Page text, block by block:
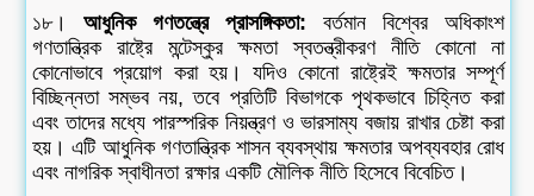
১৮। আধুনিক গণতন্ত্রে প্রাসঙ্গিকতা: বর্তমান বিশ্বের অধিকাংশ
গণতান্ত্রিক রাষ্ট্রে মন্টেস্কুর ক্ষমতা স্বতন্ত্রীকরণ নীতি কোনো না
কোনোভাবে প্রয়োগ করা হয়। যদিও কোনো রাষ্ট্রেই ক্ষমতার সম্পূর্ণ
বিচ্ছিন্নতা সম্ভব নয়, তবে প্রতিটি বিভাগকে পৃথকভাবে চিহ্নিত করা
এবং তাদের মধ্যে পারস্পরিক নিয়ন্ত্রণ ও ভারসাম্য বজায় রাখার চেষ্টা করা
হয়। এটি আধুনিক গণতান্ত্রিক শাসন ব্যবস্থায় ক্ষমতার অপব্যবহার রোধ
এবং নাগরিক স্বাধীনতা রক্ষার একটি মৌলিক নীতি হিসেবে বিবেচিত।